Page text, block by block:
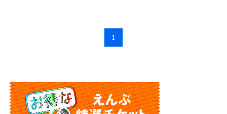
1